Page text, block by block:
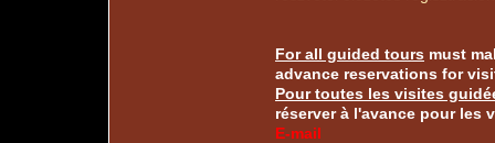
For all guided tours must
advance reservations for
Pour toutes les visites
réserver à l'avance pour les
E-mail